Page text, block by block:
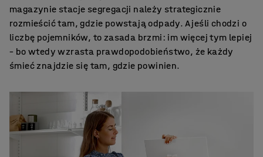
magazynie stacje segregacji należy strategicznie
rozmieścić tam, gdzie powstają odpady. A jeśli chodzi o
liczbę pojemników, to zasada brzmi: im więcej tym lepiej
– bo wtedy wzrasta prawdopodobieństwo, że każdy
śmieć znajdzie się tam, gdzie powinien.